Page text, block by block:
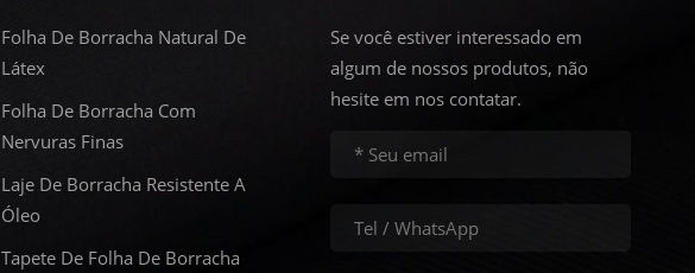
Folha De Borracha Natural De
Látex
Folha De Borracha Com
Nervuras Finas
Laje De Borracha Resistente A
Óleo
Tapete De Folha De Borracha
Se você estiver interessado em
algum de nossos produtos, não
hesite em nos contatar.